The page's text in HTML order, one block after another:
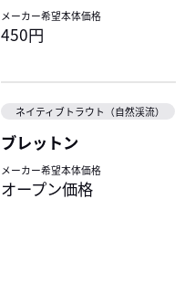
メーカー希望本体価格
450円
ネイティブトラウト（自然渓流）
ブレットン
メーカー希望本体価格
オープン価格